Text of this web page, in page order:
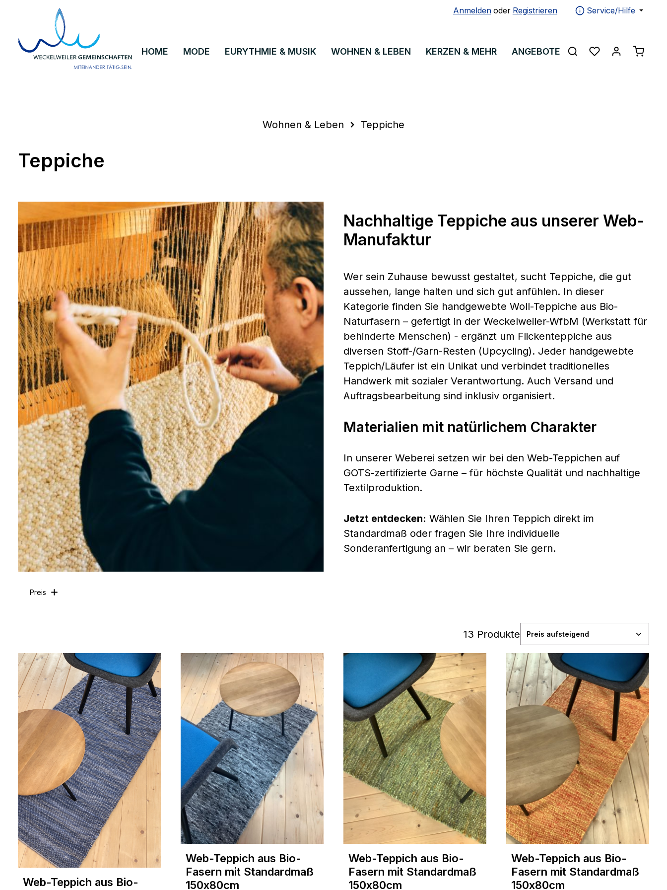
Hauptinhalt springen
Zur Hauptnavigation springen Anmelden oder Registrieren Service/Hilfe
HOME MODE EURYTHMIE & MUSIK WOHNEN & LEBEN KERZEN & MEHR ANGEBOTE ÜBER UNS
Wohnen & Leben Teppiche
Teppiche
Nachhaltige Teppiche aus unserer Web-
Manufaktur
Wer sein Zuhause bewusst gestaltet, sucht Teppiche, die gut
aussehen, lange halten und sich gut anfühlen. In dieser
Kategorie finden Sie handgewebte Woll-Teppiche aus Bio-
Naturfasern – gefertigt in der Weckelweiler-WfbM (Werkstatt für
behinderte Menschen) - ergänzt um Flickenteppiche aus
diversen Stoff-/Garn-Resten (Upcycling). Jeder handgewebte
Teppich/Läufer ist ein Unikat und verbindet traditionelles
Handwerk mit sozialer Verantwortung. Auch Versand und
Auftragsbearbeitung sind inklusiv organisiert.
Materialien mit natürlichem Charakter
In unserer Weberei setzen wir bei den Web-Teppichen auf
GOTS-zertifizierte Garne – für höchste Qualität und nachhaltige
Textilproduktion.
Jetzt entdecken: Wählen Sie Ihren Teppich direkt im
Standardmaß oder fragen Sie Ihre individuelle
Sonderanfertigung an – wir beraten Sie gern.
Preis
13 Produkte
Web-Teppich aus Bio-
Web-Teppich aus Bio-
Fasern mit Standardmaß
150x80cm
Web-Teppich aus Bio-
Fasern mit Standardmaß
150x80cm
Web-Teppich aus Bio-
Fasern mit Standardmaß
150x80cm